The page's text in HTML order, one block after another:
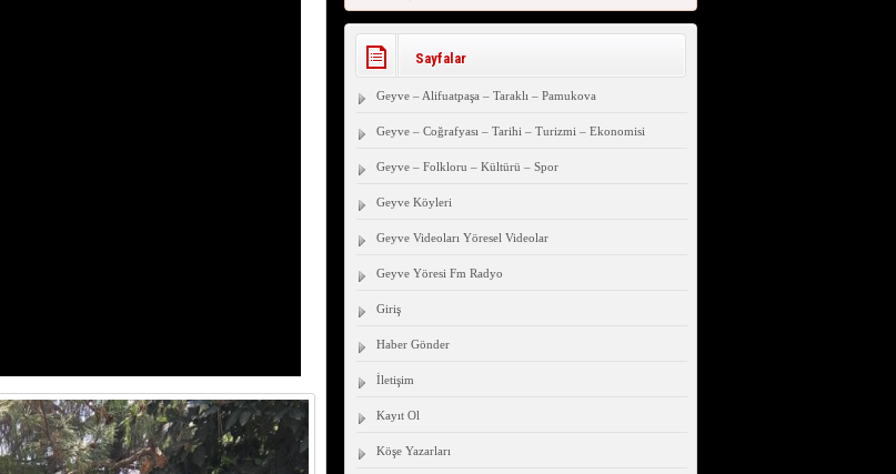
Sayfalar
Geyve – Alifuatpaşa – Taraklı – Pamukova
Geyve – Coğrafyası – Tarihi – Turizmi – Ekonomisi
Geyve – Folkloru – Kültürü – Spor
Geyve Köyleri
Geyve Videoları Yöresel Videolar
Geyve Yöresi Fm Radyo
Giriş
Haber Gönder
İletişim
Kayıt Ol
Köşe Yazarları